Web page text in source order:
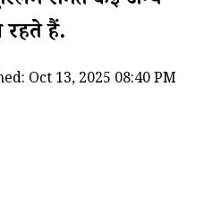
हैं.
Oct 13, 2025 08:40 PM